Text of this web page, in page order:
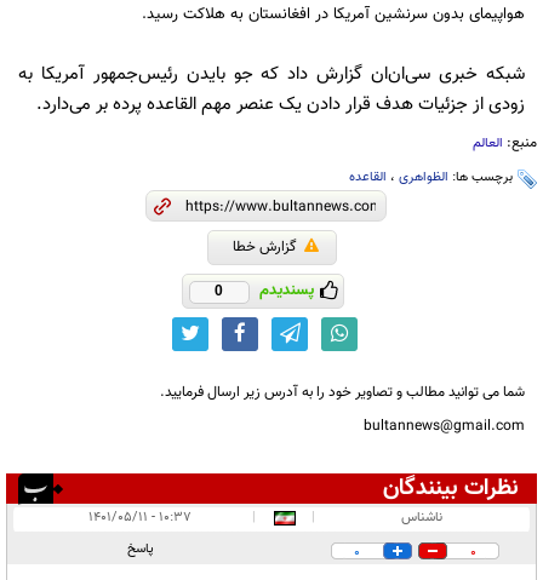
هواپیمای بدون سرنشین آمریکا در افغانستان به هلاکت رسید.
شبکه خبری سی‌ان‌ان گزارش داد که جو بایدن رئیس‌جمهور آمریکا به
زودی از جزئیات هدف قرار دادن یک عنصر مهم القاعده پرده بر می‌دارد.
منبع: العالم
برچسب ها: الظواهری ، القاعده
گزارش خطا
پسندیدم 0
شما می توانید مطالب و تصاویر خود را به آدرس زیر ارسال فرمایید.
bultannews@gmail.com
نظرات بینندگان
در انتظار بررسی:
ناشناس |
|
۱۰:۳۷ - ۱۴۰۱/۰۵/۱۱
0
0 پاسخ